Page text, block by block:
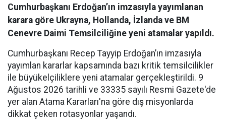
Cumhurbaşkanı Erdoğan’ın imzasıyla yayımlanan
karara göre Ukrayna, Hollanda, İzlanda ve BM
Cenevre Daimi Temsilciliğine yeni atamalar yapıldı.
Cumhurbaşkanı Recep Tayyip Erdoğan’ın imzasıyla
yayımlan kararlar kapsamında bazı kritik temsilcilikler
ile büyükelçiliklere yeni atamalar gerçekleştirildi. 9
Ağustos 2026 tarihli ve 33335 sayılı Resmi Gazete'de
yer alan Atama Kararları'na göre dış misyonlarda
dikkat çeken rotasyonlar yaşandı.